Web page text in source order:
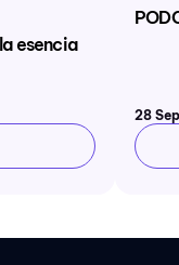
esencia
28